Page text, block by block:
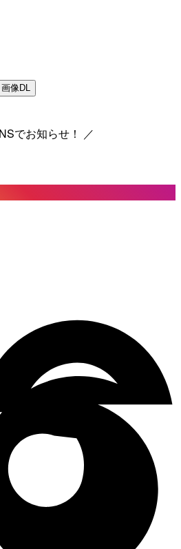
像DL
でお知らせ！ ／